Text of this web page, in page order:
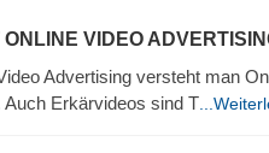
ONLINE VIDEO
Advertising versteht man
Erkärvideos sind T